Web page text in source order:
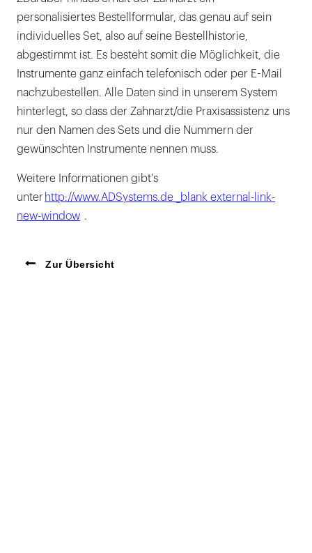
personalisiertes Bestellformular, das genau auf sein
individuelles Set, also auf seine Bestellhistorie,
abgestimmt ist. Es besteht somit die Möglichkeit, die
Instrumente ganz einfach telefonisch oder per E-Mail
nachzubestellen. Alle Daten sind in unserem System
hinterlegt, so dass der Zahnarzt/die Praxisassistenz uns
nur den Namen des Sets und die Nummern der
gewünschten Instrumente nennen muss.
Weitere Informationen gibt's
unter http://www.ADSystems.de _blank external-link-
new-window .
Zur Übersicht